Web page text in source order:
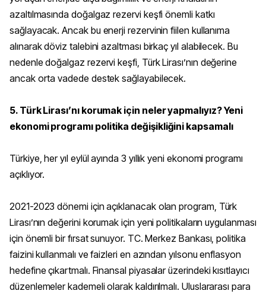
azaltılmasında doğalgaz rezervi keşfi önemli katkı
sağlayacak. Ancak bu enerji rezervinin fiilen kullanıma
alınarak döviz talebini azaltması birkaç yıl alabilecek. Bu
nedenle doğalgaz rezervi keşfi, Türk Lirası’nın değerine
ancak orta vadede destek sağlayabilecek.
5. Türk Lirası’nı korumak için neler yapmalıyız? Yeni
ekonomi programı politika değişikliğini kapsamalı
Türkiye, her yıl eylül ayında 3 yıllık yeni ekonomi programı
açıklıyor.
2021-2023 dönemi için açıklanacak olan program, Türk
Lirası’nın değerini korumak için yeni politikaların uygulanması
için önemli bir fırsat sunuyor. TC. Merkez Bankası, politika
faizini kullanmalı ve faizleri en azından yılsonu enflasyon
hedefine çıkartmalı. Finansal piyasalar üzerindeki kısıtlayıcı
düzenlemeler kademeli olarak kaldırılmalı. Uluslararası para